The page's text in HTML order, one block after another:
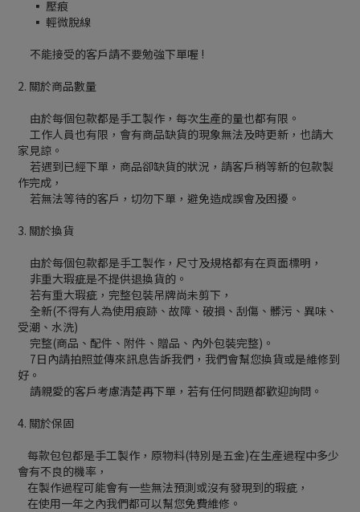
▪ 壓痕
▪ 輕微脫線
不能接受的客戶請不要勉強下單喔 !
2. 關於商品數量
由於每個包款都是手工製作，每次生產的量也都有限。
工作人員也有限，會有商品缺貨的現象無法及時更新，也請大
家見諒。
若遇到已經下單，商品卻缺貨的狀況，請客戶稍等新的包款製
作完成，
若無法等待的客戶，切勿下單，避免造成誤會及困擾。
3. 關於換貨
由於每個包款都是手工製作，尺寸及規格都有在頁面標明，
非重大瑕疵是不提供退換貨的。
若有重大瑕疵，完整包裝吊牌尚未剪下，
全新(不得有人為使用痕跡、故障、破損、刮傷、髒污、異味、
受潮、水洗)
完整(商品、配件、附件、贈品、內外包裝完整)。
7日內請拍照並傳來訊息告訴我們，我們會幫您換貨或是維修到
好。
請親愛的客戶考慮清楚再下單，若有任何問題都歡迎詢問。
4. 關於保固
每款包包都是手工製作，原物料(特別是五金)在生產過程中多少
會有不良的機率，
在製作過程可能會有一些無法預測或沒有發現到的瑕疵，
在使用一年之內我們都可以幫您免費維修。